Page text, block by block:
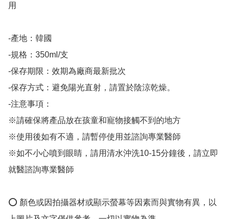
用
-產地：韓國
-規格：350ml/支
-保存期限：效期為廠商最新批次
-保存方式：避免陽光直射，請置於陰涼乾燥。
-注意事項：
※請確保將產品放在孩童和寵物接觸不到的地方
※使用後如有不適，請暫停使用並諮詢專業醫師
※如不小心噴到眼睛，請用清水沖洗10-15分鐘後，請立即
就醫諮詢專業醫師
⭕ 顏色或因拍攝器材或顯示螢幕等因素而與實物有異，以